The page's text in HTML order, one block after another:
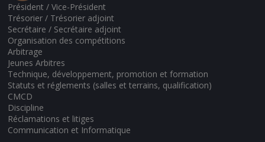
Président / Vice-Président
Trésorier / Trésorier adjoint
Secrétaire / Secrétaire adjoint
Organisation des compétitions
Arbitrage
Jeunes Arbitres
Technique, développement, promotion et formation
Statuts et réglements (salles et terrains, qualification)
CMCD
Discipline
Réclamations et litiges
Communication et Informatique